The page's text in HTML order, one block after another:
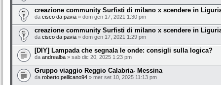
creazione community Surfisti di milano x scendere in
da cisco da pavia » dom gen 17, 2021 1:30 pm
creazione community Surfisti di milano x scendere in
da cisco da pavia » dom gen 17, 2021 1:29 pm
[DIY] Lampada che segnala le onde: consigli sulla logica?
da andrealba » sab dic 20, 2025 1:23 pm
Gruppo viaggio Reggio Calabria- Messina
da roberto.pellicano94 » mer set 10, 2025 11:13 pm